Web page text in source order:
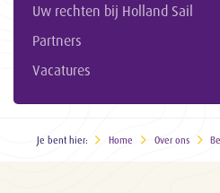
Uw rechten bij Holland Sail
Partners
Vacatures
Je bent hier: Home Over ons